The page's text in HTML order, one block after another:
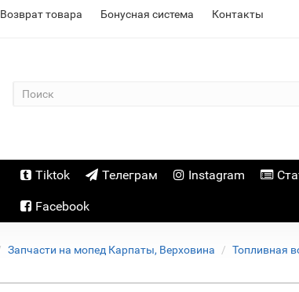
Возврат товара Бонусная система Контакты
Tiktok Телеграм Instagram
Facebook
Запчасти на мопед Карпаты, Верховина
Топливная